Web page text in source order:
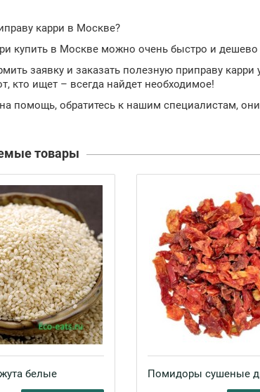
карри в Москве?
купить в Москве можно очень быстро и дешево
заявку и заказать полезную приправу
кто ищет – всегда найдет необходимое!
помощь, обратитесь к нашим специалистам,
товары
белые Помидоры сушеные